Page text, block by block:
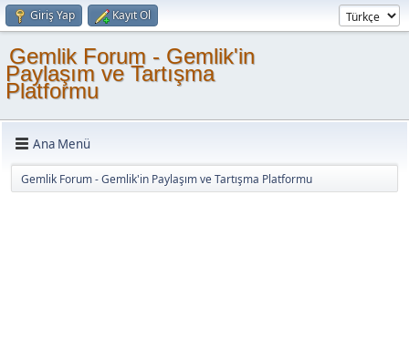
Giriş Yap Kayıt Ol
Gemlik Forum - Gemlik'in
Paylaşım ve Tartışma
Platformu
Ana Menü
Gemlik Forum - Gemlik'in Paylaşım ve Tartışma Platformu